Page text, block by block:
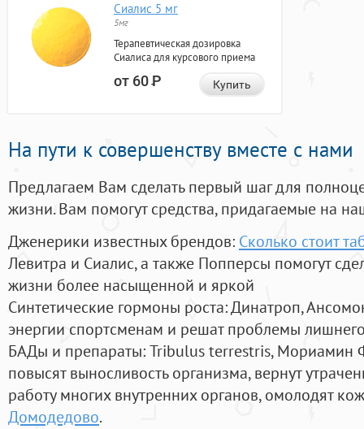
Сиалис 5 мг
5мг
Терапевтическая дозировка
Сиалиса для курсового приема
от 60Р Купить
На пути к совершенству вместе с нами
Предлагаем Вам сделать первый шаг для
жизни. Вам помогут средства, придагаемые на
Дженерики известных брендов: Сколько стоит
Левитра и Сиалис, а также Попперсы помогут
жизни более насыщенной и яркой
Синтетические гормоны роста: Динатроп,
энергии спортсменам и решат проблемы
БАДы и препараты:Tribulus terrestris, Мориамин
повысят выносливость организма, вернут
работу многих внутренних органов, омолодят
Домодедово.